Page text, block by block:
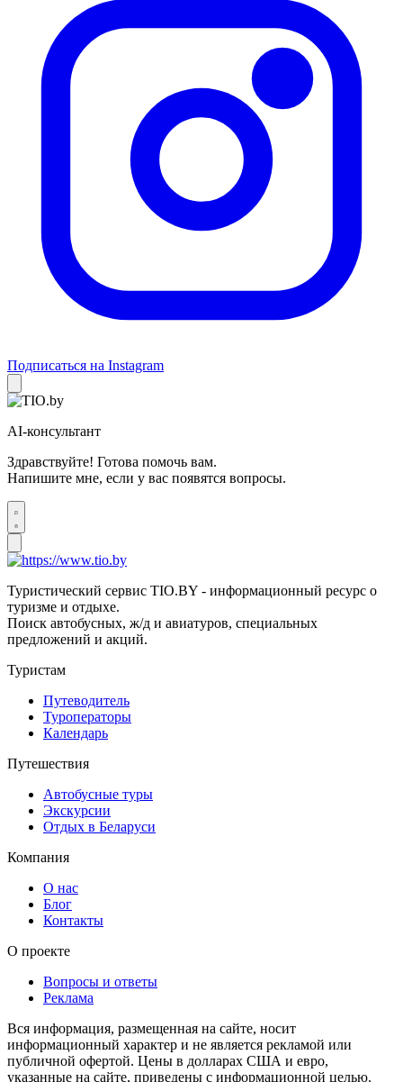
Подписаться на Instagram
AI-консультант
Здравствуйте! Готова помочь вам.
Напишите мне, если у вас появятся вопросы.
Туристический сервис TIO.BY - информационный ресурс о
туризме и отдыхе.
Поиск автобусных, ж/д и авиатуров, специальных
предложений и акций.
Туристам
Путеводитель
Туроператоры
Календарь
Путешествия
Автобусные туры
Экскурсии
Отдых в Беларуси
Компания
О нас
Блог
Контакты
О проекте
Вопросы и ответы
Реклама
Вся информация, размещенная на сайте, носит
информационный характер и не является рекламой или
публичной офертой. Цены в долларах США и евро,
указанные на сайте, приведены с информационной целью.